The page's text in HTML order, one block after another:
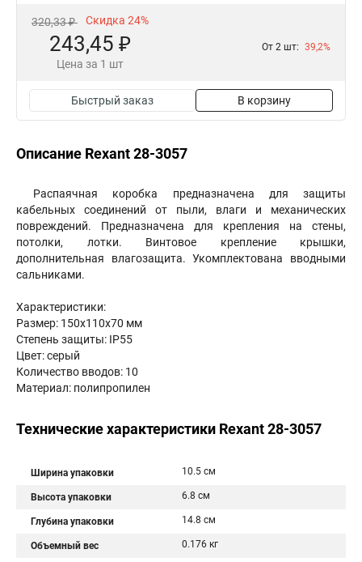
320,33 ₽ Скидка 24%
243,45 ₽
Цена за 1 шт
От 2 шт: 39,2%
Быстрый заказ В корзину
Описание Rexant 28-3057
Распаячная коробка предназначена для защиты
кабельных соединений от пыли, влаги и механических
повреждений. Предназначена для крепления на стены,
потолки, лотки. Винтовое крепление крышки,
дополнительная влагозащита. Укомплектована вводными
сальниками.
Характеристики:
Размер: 150х110х70 мм
Степень защиты: IP55
Цвет: серый
Количество вводов: 10
Материал: полипропилен
Технические характеристики Rexant 28-3057
Ширина упаковки 10.5 см
Высота упаковки 6.8 см
Глубина упаковки 14.8 см
Объемный вес 0.176 кг